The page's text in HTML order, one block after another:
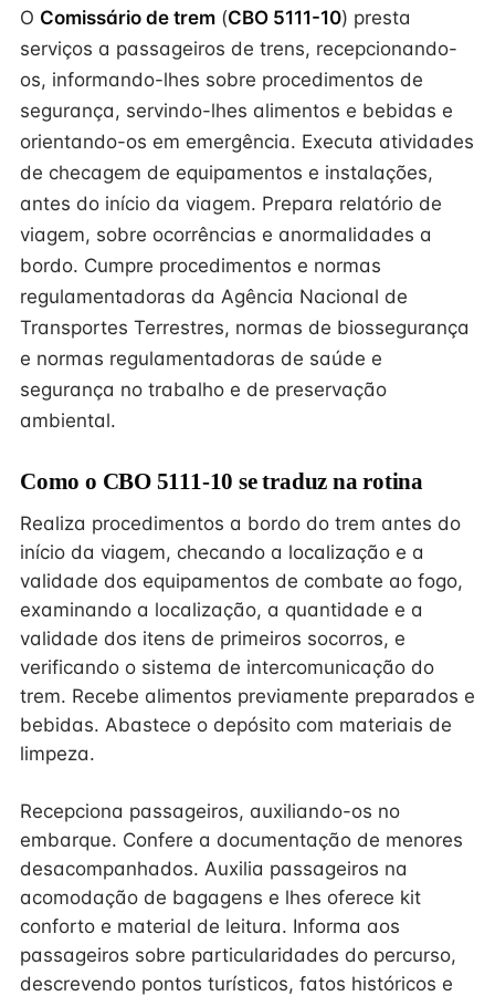
O Comissário de trem (CBO 5111-10) presta
serviços a passageiros de trens, recepcionando-
os, informando-lhes sobre procedimentos de
segurança, servindo-lhes alimentos e bebidas e
orientando-os em emergência. Executa atividades
de checagem de equipamentos e instalações,
antes do início da viagem. Prepara relatório de
viagem, sobre ocorrências e anormalidades a
bordo. Cumpre procedimentos e normas
regulamentadoras da Agência Nacional de
Transportes Terrestres, normas de biossegurança
e normas regulamentadoras de saúde e
segurança no trabalho e de preservação
ambiental.
Como o CBO 5111-10 se traduz na rotina
Realiza procedimentos a bordo do trem antes do
início da viagem, checando a localização e a
validade dos equipamentos de combate ao fogo,
examinando a localização, a quantidade e a
validade dos itens de primeiros socorros, e
verificando o sistema de intercomunicação do
trem. Recebe alimentos previamente preparados e
bebidas. Abastece o depósito com materiais de
limpeza.
Recepciona passageiros, auxiliando-os no
embarque. Confere a documentação de menores
desacompanhados. Auxilia passageiros na
acomodação de bagagens e lhes oferece kit
conforto e material de leitura. Informa aos
passageiros sobre particularidades do percurso,
descrevendo pontos turísticos, fatos históricos e